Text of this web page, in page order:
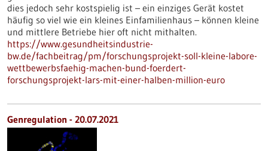
dies jedoch sehr kostspielig ist – ein einziges Gerät kostet
häufig so viel wie ein kleines Einfamilienhaus – können kleine
und mittlere Betriebe hier oft nicht mithalten.
https://www.gesundheitsindustrie-
bw.de/fachbeitrag/pm/forschungsprojekt-soll-kleine-labore-
wettbewerbsfaehig-machen-bund-foerdert-
forschungsprojekt-lars-mit-einer-halben-million-euro
Genregulation - 20.07.2021